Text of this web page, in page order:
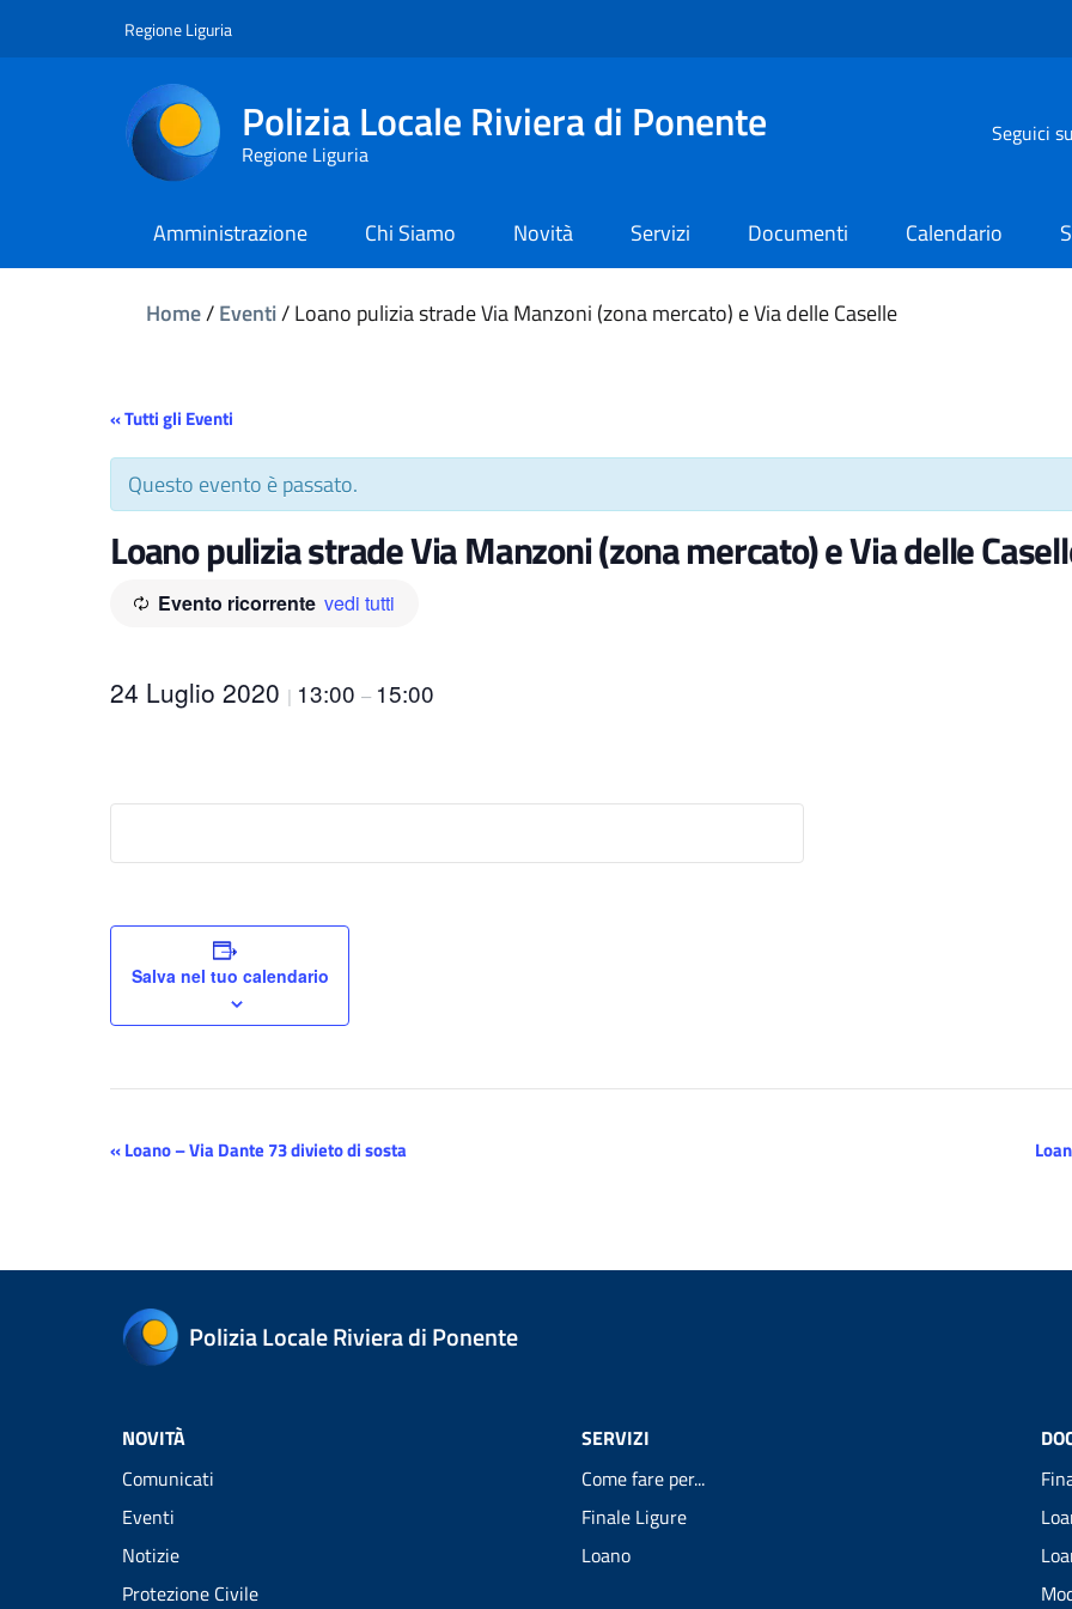
Regione Liguria
Polizia Locale Riviera di Ponente
Regione Liguria
Seguici
Amministrazione Chi Siamo Novità Servizi Documenti Calendario
Home/Eventi/Loano pulizia strade Via Manzoni (zona mercato) e Via delle Caselle
« Tutti gli Eventi
Questo evento è passato.
Loano pulizia strade Via Manzoni (zona mercato) e Via delle
Evento ricorrente vedi tutti
24 Luglio 2020 | 13:00 – 15:00
Salva nel tuo calendario
Evento
«Loano – Via Dante 73 divieto di sosta
Polizia Locale Riviera di Ponente
NOVITÀ
Comunicati
Eventi
Notizie
Protezione Civile
SERVIZI
Come fare per...
Finale Ligure
Loano